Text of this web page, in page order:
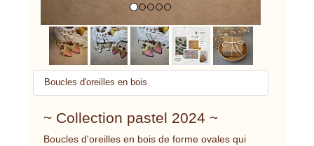
Boucles d'oreilles en bois
~ Collection pastel 2024 ~
Boucles d'oreilles en bois de forme ovales qui